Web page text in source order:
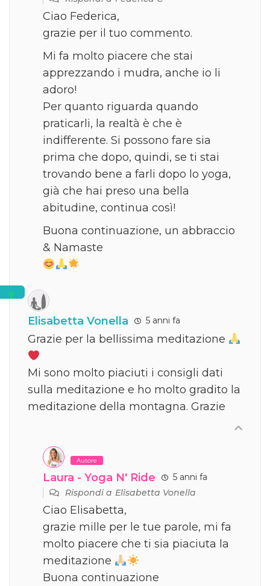
Ciao Federica,
grazie per il tuo commento.
Mi fa molto piacere che stai
apprezzando i mudra, anche io li
adoro!
Per quanto riguarda quando
praticarli, la realtà è che è
indifferente. Si possono fare sia
prima che dopo, quindi, se ti stai
trovando bene a farli dopo lo yoga,
già che hai preso una bella
abitudine, continua così!
Buona continuazione, un abbraccio
& Namaste
Elisabetta Vonella 5 anni fa
Grazie per la bellissima meditazione
Mi sono molto piaciuti i consigli dati
sulla meditazione e ho molto gradito la
meditazione della montagna. Grazie
Autore
Laura - Yoga N' Ride
5 anni fa
Rispondi aElisabetta Vonella
Ciao Elisabetta,
grazie mille per le tue parole, mi fa
molto piacere che ti sia piaciuta la
meditazione
Buona continuazione